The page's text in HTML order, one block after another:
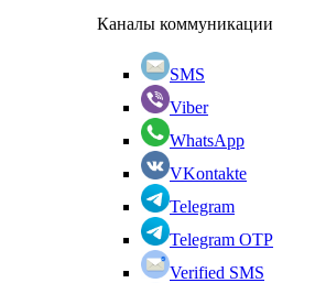
Каналы коммуникации
SMS
Viber
WhatsApp
VKontakte
Telegram
Telegram OTP
Verified SMS